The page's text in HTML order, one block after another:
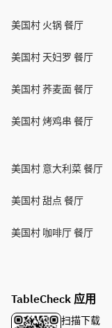
美国村 火锅 餐厅
美国村 天妇罗 餐厅
美国村 荞麦面 餐厅
美国村 烤鸡串 餐厅
美国村 意大利菜 餐厅
美国村 甜点 餐厅
美国村 咖啡厅 餐厅
TableCheck 应用
扫描下载